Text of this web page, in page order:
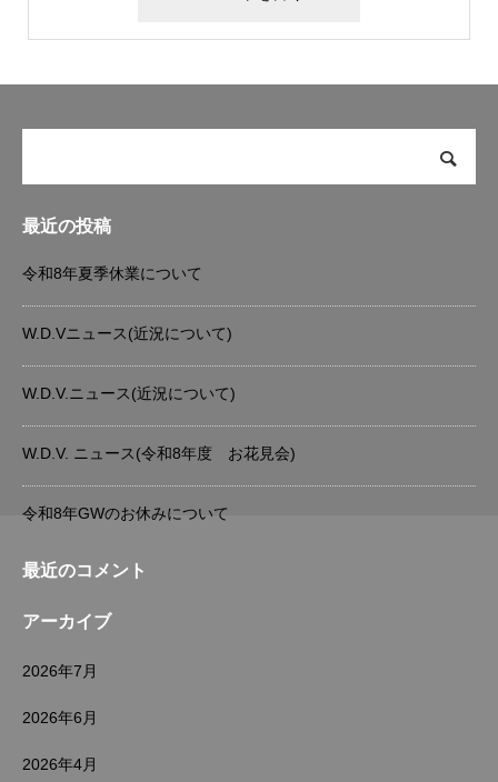
最近の投稿
令和8年夏季休業について
W.D.Vニュース(近況について)
W.D.V.ニュース(近況について)
W.D.V. ニュース(令和8年度 お花見会)
令和8年GWのお休みについて
最近のコメント
アーカイブ
2026年7月
2026年6月
2026年4月